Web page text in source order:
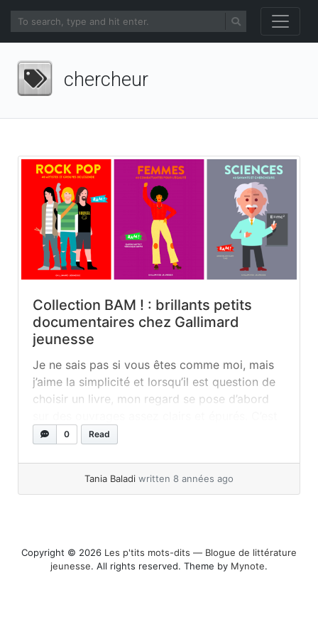
chercheur
Collection BAM ! : brillants petits
documentaires chez Gallimard
jeunesse
Je ne sais pas si vous êtes comme moi, mais
j’aime la simplicité et lorsqu’il est question de
choisir un livre, mon regard se pose d’abord
un peu ceci qui m’a amenée à découvrir la
je vous présente aujourd’hui. La... »read more
0 Read
Tania Baladi written 8 années ago
Copyright © 2026 Les p'tits mots-dits ― Blogue de littérature
jeunesse. All rights reserved. Theme by Mynote.